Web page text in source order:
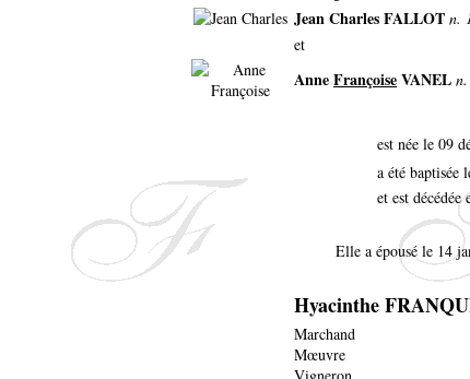
Jean Charles FALLOT n.
et
AnneFrançoiseVANEL
est née le 09
a été baptisée
et est décédée
Elle a épousé le 14
Hyacinthe
Marchand
Mœuvre